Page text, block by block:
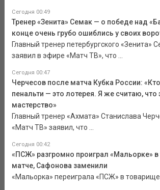
Сегодня 00:49
Тренер «Зенита» Семак — о победе над
конце очень грубо ошиблись у своих
Главный тренер петербургского «Зенита»
заявил в эфире «Матч ТВ», что ...
Сегодня 00:47
Черчесов после матча Кубка России:
пенальти — это лотерея. Я же считаю, что
мастерство»
Главный тренер «Ахмата» Станислава
«Матч ТВ» заявил, что ...
Сегодня 00:42
«ПСЖ» разгромно проиграл «Мальорке»
матче, Сафонова заменили
«Мальорка» переиграла «ПСЖ» в